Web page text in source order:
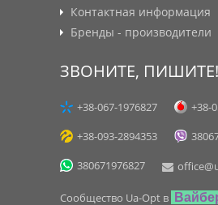
Контактная информация
Бренды - производители
ЗВОНИТЕ, ПИШИТЕ!
+38-067-1976827
+38-
+38-093-2894353
380671976827
Сообщество Ua-Opt в